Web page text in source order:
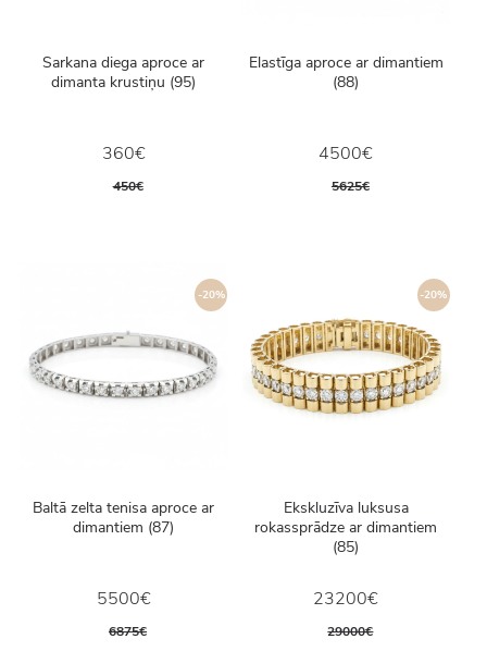
Sarkana diega aproce ar
dimanta krustiņu (95)
360€
450€
Elastīga aproce ar dimantiem
(88)
4500€
5625€
-20%
Baltā zelta tenisa aproce ar
dimantiem (87)
5500€
6875€
-20%
Ekskluzīva luksusa
rokassprādze ar dimantiem
(85)
23200€
29000€